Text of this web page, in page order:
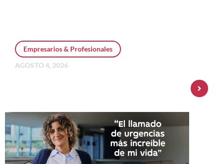
Empresarios & Profesionales
AGOSTO 4, 2026